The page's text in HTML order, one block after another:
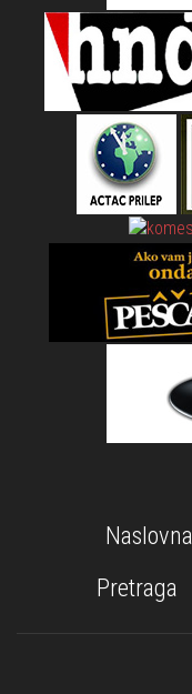
Naslovna
Pretraga